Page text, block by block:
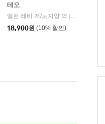
테오
앨런 레비 저/노지양 역 | 오팬하우스
18,900원 (10% 할인)